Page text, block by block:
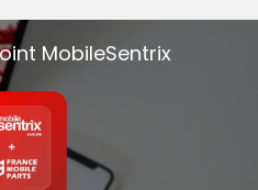
MobileSentrix